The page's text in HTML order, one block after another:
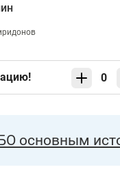
0
основным